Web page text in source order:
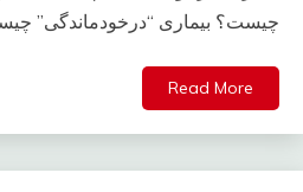
چیست؟ بیماری “درخودماندگی”
Read More